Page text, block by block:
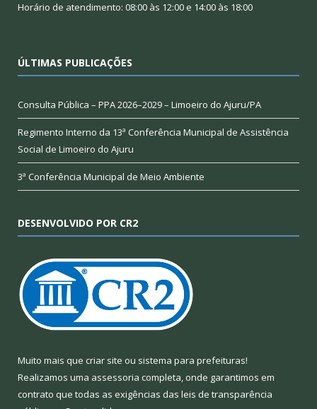
Horário de atendimento: 08:00 às 12:00 e 14:00 às 18:00
ÚLTIMAS PUBLICAÇÕES
Consulta Pública – PPA 2026–2029 – Limoeiro do Ajuru/PA
Regimento Interno da 13ª Conferência Municipal de Assistência
Social de Limoeiro do Ajuru
3ª Conferência Municipal de Meio Ambiente
DESENVOLVIDO POR CR2
Muito mais que criar site ou sistema para prefeituras!
Realizamos uma assessoria completa, onde garantimos em
contrato que todas as exigências das leis de transparência